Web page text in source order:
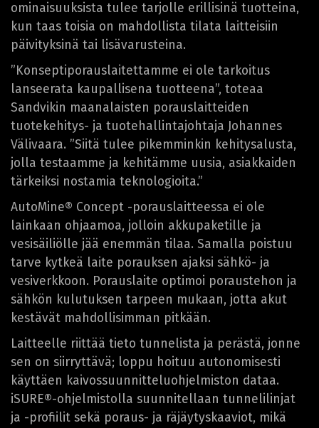
ominaisuuksista tulee tarjolle erillisinä tuotteina,
kun taas toisia on mahdollista tilata laitteisiin
päivityksinä tai lisävarusteina.
”Konseptiporauslaitettamme ei ole tarkoitus
lanseerata kaupallisena tuotteena”, toteaa
Sandvikin maanalaisten porauslaitteiden
tuotekehitys- ja tuotehallintajohtaja Johannes
Välivaara. ”Siitä tulee pikemminkin kehitysalusta,
jolla testaamme ja kehitämme uusia, asiakkaiden
tärkeiksi nostamia teknologioita.”
AutoMine® Concept -porauslaitteessa ei ole
lainkaan ohjaamoa, jolloin akkupaketille ja
vesisäiliölle jää enemmän tilaa. Samalla poistuu
tarve kytkeä laite porauksen ajaksi sähkö- ja
vesiverkkoon. Porauslaite optimoi poraustehon ja
sähkön kulutuksen tarpeen mukaan, jotta akut
kestävät mahdollisimman pitkään.
Laitteelle riittää tieto tunnelista ja perästä, jonne
sen on siirryttävä; loppu hoituu autonomisesti
käyttäen kaivossuunnitteluohjelmiston dataa.
iSURE®-ohjelmistolla suunnitellaan tunnelilinjat
ja -profiilit sekä poraus- ja räjäytyskaaviot, mikä